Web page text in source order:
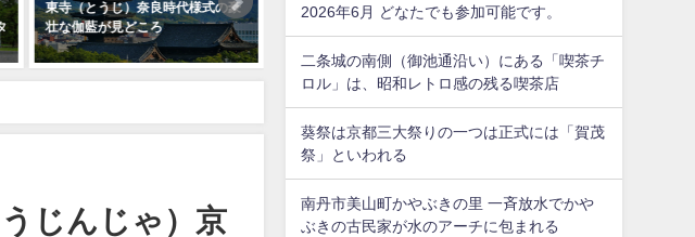
式の豪
京都の表玄関JR京都駅中央口の眼
前にそびえる京都タワー
醍醐寺（だいごじ）200万坪の寺
じんじゃ）京
2026年6月 どなたでも参加可能です。
二条城の南側（御池通沿い）にある「喫茶チ
ロル」は、昭和レトロ感の残る喫茶店
葵祭は京都三大祭りの一つは正式には「賀茂
祭」といわれる
南丹市美山町かやぶきの里 一斉放水でかや
ぶきの古民家が水のアーチに包まれる